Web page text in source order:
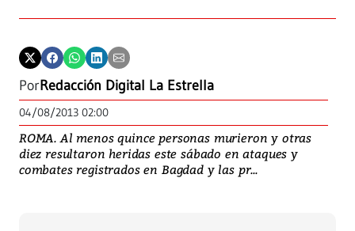
PorRedacción Digital La Estrella
04/08/2013 02:00
ROMA. Al menos quince personas murieron y otras
diez resultaron heridas este sábado en ataques y
combates registrados en Bagdad y las pr...